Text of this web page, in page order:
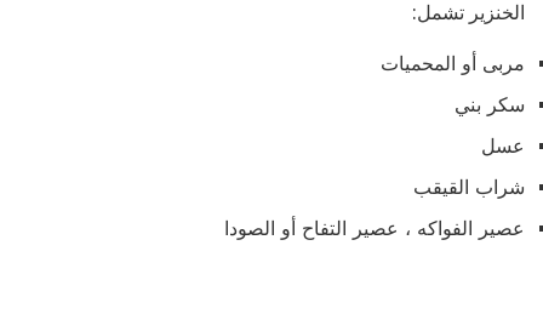
الخنزير تشمل:
مربى أو المحميات
سكر بني
عسل
شراب القيقب
عصير الفواكه ، عصير التفاح أو الصودا